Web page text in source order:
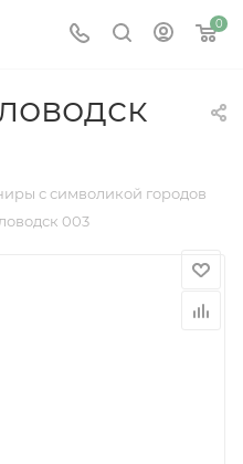
0
с символикой городов
003